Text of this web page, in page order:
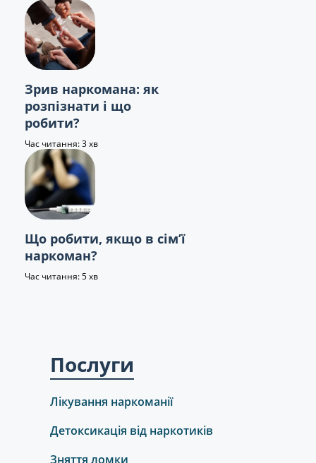
Зрив наркомана: як
розпізнати і що
робити?
Час читання: 3 хв
Що робити, якщо в сім’ї
наркоман?
Час читання: 5 хв
Послуги
Лікування наркоманії
Детоксикація від наркотиків
Зняття ломки